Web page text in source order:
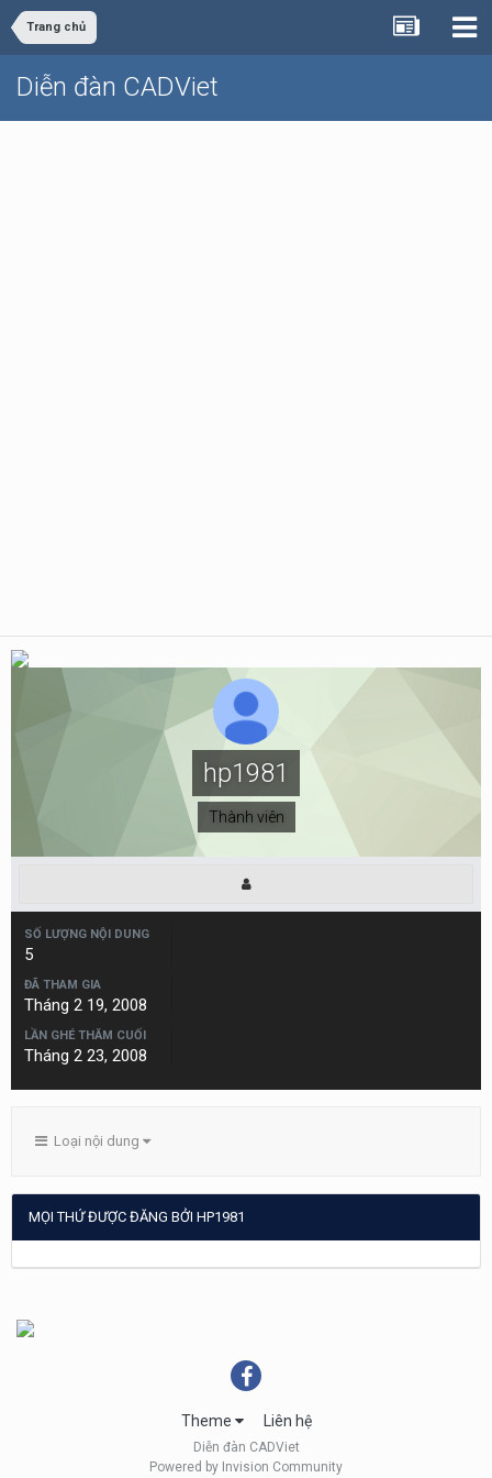
Trang chủ
Diễn đàn CADViet
hp1981
Thành viên
SỐ LƯỢNG NỘI DUNG
5
ĐÃ THAM GIA
Tháng 2 19, 2008
LẦN GHÉ THĂM CUỐI
Tháng 2 23, 2008
Loại nội dung
MỌI THỨ ĐƯỢC ĐĂNG BỞI HP1981
Theme Liên hệ
Diễn đàn CADViet
Powered by Invision Community